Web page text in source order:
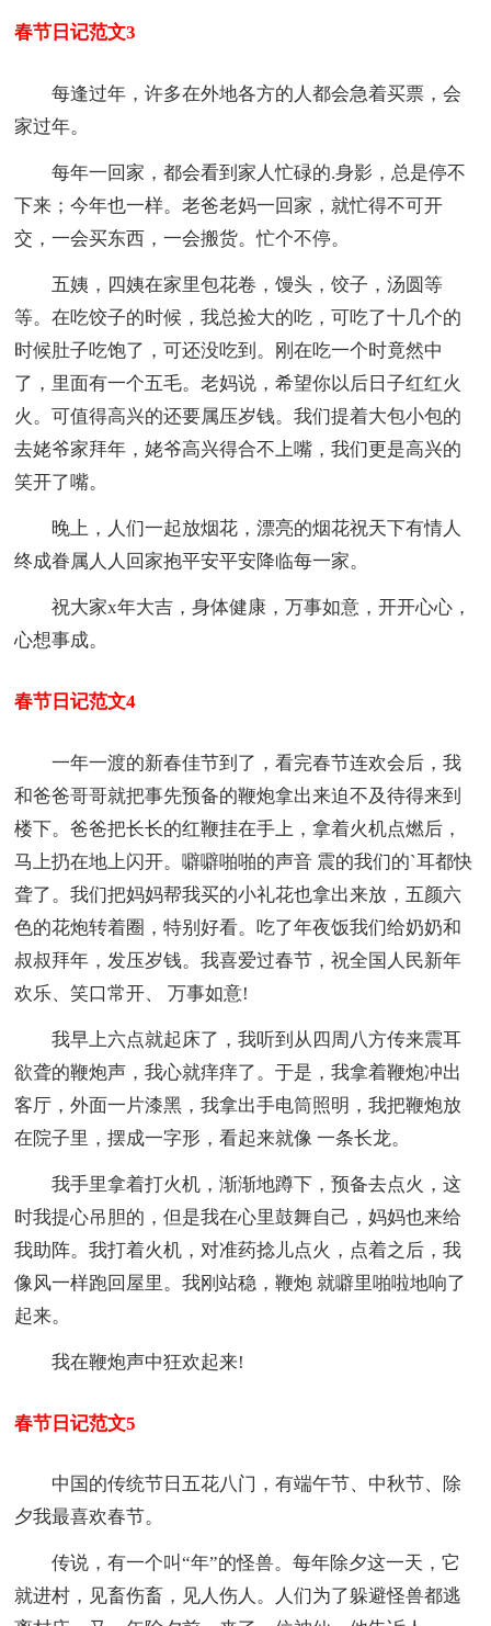
春节日记范文3
每逢过年，许多在外地各方的人都会急着买票，会
家过年。
每年一回家，都会看到家人忙碌的.身影，总是停不
下来；今年也一样。老爸老妈一回家，就忙得不可开
交，一会买东西，一会搬货。忙个不停。
五姨，四姨在家里包花卷，馒头，饺子，汤圆等
等。在吃饺子的时候，我总捡大的吃，可吃了十几个的
时候肚子吃饱了，可还没吃到。刚在吃一个时竟然中
了，里面有一个五毛。老妈说，希望你以后日子红红火
火。可值得高兴的还要属压岁钱。我们提着大包小包的
去姥爷家拜年，姥爷高兴得合不上嘴，我们更是高兴的
笑开了嘴。
晚上，人们一起放烟花，漂亮的烟花祝天下有情人
终成眷属人人回家抱平安平安降临每一家。
祝大家x年大吉，身体健康，万事如意，开开心心，
心想事成。
春节日记范文4
一年一渡的新春佳节到了，看完春节连欢会后，我
和爸爸哥哥就把事先预备的鞭炮拿出来迫不及待得来到
楼下。爸爸把长长的红鞭挂在手上，拿着火机点燃后，
马上扔在地上闪开。噼噼啪啪的声音 震的我们的`耳都快
聋了。我们把妈妈帮我买的小礼花也拿出来放，五颜六
色的花炮转着圈，特别好看。吃了年夜饭我们给奶奶和
叔叔拜年，发压岁钱。我喜爱过春节，祝全国人民新年
欢乐、笑口常开、 万事如意!
我早上六点就起床了，我听到从四周八方传来震耳
欲聋的鞭炮声，我心就痒痒了。于是，我拿着鞭炮冲出
客厅，外面一片漆黑，我拿出手电筒照明，我把鞭炮放
在院子里，摆成一字形，看起来就像 一条长龙。
我手里拿着打火机，渐渐地蹲下，预备去点火，这
时我提心吊胆的，但是我在心里鼓舞自己，妈妈也来给
我助阵。我打着火机，对准药捻儿点火，点着之后，我
像风一样跑回屋里。我刚站稳，鞭炮 就噼里啪啦地响了
起来。
我在鞭炮声中狂欢起来!
春节日记范文5
中国的传统节日五花八门，有端午节、中秋节、除
夕我最喜欢春节。
传说，有一个叫“年”的怪兽。每年除夕这一天，它
就进村，见畜伤畜，见人伤人。人们为了躲避怪兽都逃